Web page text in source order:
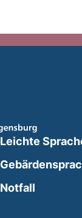
window)
Leichte
Notfall